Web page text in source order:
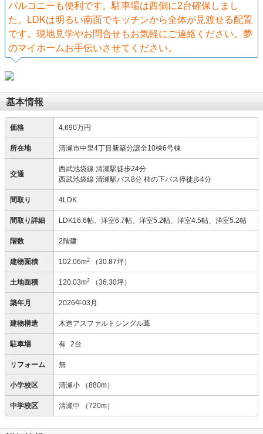
バルコニーも便利です。駐車場は西側に2台確保しまし
た。LDKは明るい南面でキッチンから全体が見渡せる配置
です。現地見学やお問合せもお気軽にご連絡ください。夢
のマイホームお手伝いさせてください。
基本情報
価格 4,690万円
所在地 清瀬市中里4丁目新築分譲全10棟6号棟
交通
西武池袋線 清瀬駅徒歩24分
西武池袋線 清瀬駅バス8分 柿の下バス停徒歩4分
間取り 4LDK
間取り詳細 LDK16.6帖、洋室6.7帖、洋室5.2帖、洋室4.5帖、洋室5.2帖
階数 2階建
建物面積 102.06m2 （30.87坪）
土地面積 120.03m2 （36.30坪）
築年月 2026年03月
建物構造 木造アスファルトシングル葺
駐車場 有 2台
リフォーム 無
小学校区 清瀬小 （880m）
中学校区 清瀬中 （720m）